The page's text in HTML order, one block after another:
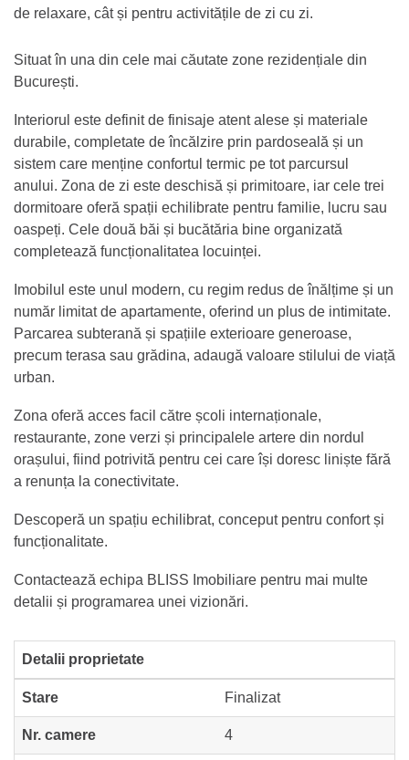
de relaxare, cât și pentru activitățile de zi cu zi.
Situat în una din cele mai căutate zone rezidențiale din
București.
Interiorul este definit de finisaje atent alese și materiale
durabile, completate de încălzire prin pardoseală și un
sistem care menține confortul termic pe tot parcursul
anului. Zona de zi este deschisă și primitoare, iar cele trei
dormitoare oferă spații echilibrate pentru familie, lucru sau
oaspeți. Cele două băi și bucătăria bine organizată
completează funcționalitatea locuinței.
Imobilul este unul modern, cu regim redus de înălțime și un
număr limitat de apartamente, oferind un plus de intimitate.
Parcarea subterană și spațiile exterioare generoase,
precum terasa sau grădina, adaugă valoare stilului de viață
urban.
Zona oferă acces facil către școli internaționale,
restaurante, zone verzi și principalele artere din nordul
orașului, fiind potrivită pentru cei care își doresc liniște fără
a renunța la conectivitate.
Descoperă un spațiu echilibrat, conceput pentru confort și
funcționalitate.
Contactează echipa BLISS Imobiliare pentru mai multe
detalii și programarea unei vizionări.
Detalii proprietate
Stare Finalizat
Nr. camere 4